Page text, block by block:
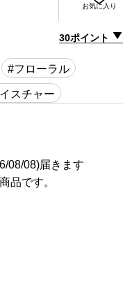
お気に入り
30ポイント
#フローラル
スチャー
08/08)届きます
品です。